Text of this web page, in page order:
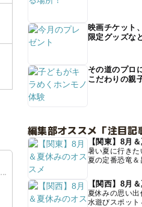
映画チケット
限定グッズな
その道のプロ
こだわりの親
編集部オススメ「注目記
【関東】8月
暑い夏に行き
夏の定番恐竜＆
【関西】8月
夏休みの思い出
水遊びスポッ